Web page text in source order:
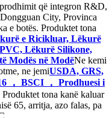
që integron R&D,
City, Provinca
e botës. Produktet tona
e Ricikluar, Lëkurë
Lëkurë Silikone,
Modës në ModëNe kemi
ne jemiUSDA, GRS,
， BSCI ， Prodhuesi i
tona kanë kaluar
65, arritja, azo falas, pa